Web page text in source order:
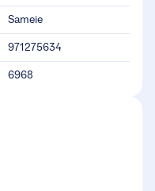
Sameie
971275634
6968